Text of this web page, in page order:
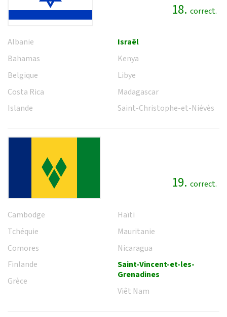
18. correct.
Albanie
Bahamas
Belgique
Costa Rica
Islande
Israël
Kenya
Libye
Madagascar
Saint-Christophe-et-Niévès
19. correct.
Cambodge
Tchéquie
Comores
Finlande
Grèce
Haïti
Mauritanie
Nicaragua
Saint-Vincent-et-les-
Grenadines
Viêt Nam